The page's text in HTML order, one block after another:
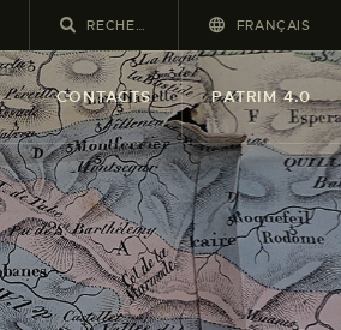
FRANÇAIS
CONTACTS PATRIM 4.0